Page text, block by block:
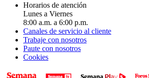
Horarios de atención
Lunes a Viernes
8:00 a.m. a 6:00 p.m.
Canales de servicio al cliente
Trabaje con nosotros
Paute con nosotros
Cookies